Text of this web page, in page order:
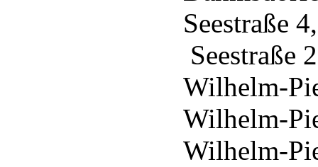
Seestraße 4,
Seestraße
Wilhelm-Pieck-
Wilhelm-Pieck-
Wilhelm-Pieck-